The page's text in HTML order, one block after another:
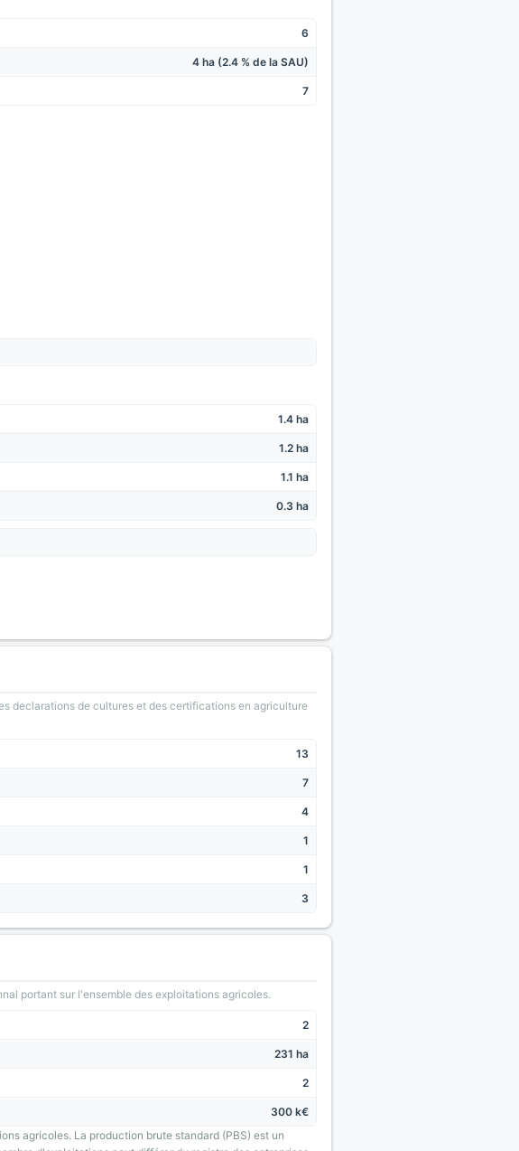
6
4 ha (2.4 % de la SAU)
7
1.4 ha
1.2 ha
1.1 ha
0.3 ha
declarations de cultures et des certifications en agriculture
13
7
4
1
1
3
portant sur l'ensemble des exploitations agricoles.
2
231 ha
2
300 k€
agricoles. La production brute standard (PBS) est un